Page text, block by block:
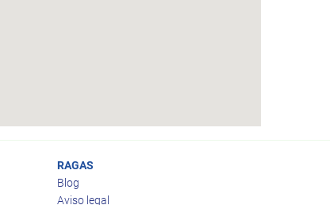
RAGAS
Blog
Aviso legal